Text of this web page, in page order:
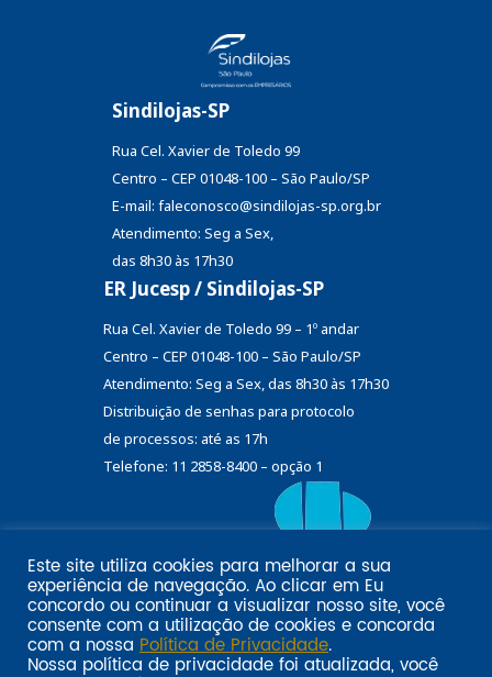
Sindilojas-SP
Rua Cel. Xavier de Toledo 99
Centro – CEP 01048-100 – São Paulo/SP
E-mail: faleconosco@sindilojas-sp.org.br
Atendimento: Seg a Sex,
das 8h30 às 17h30
ER Jucesp / Sindilojas-SP
Rua Cel. Xavier de Toledo 99 – 1º andar
Centro – CEP 01048-100 – São Paulo/SP
Atendimento: Seg a Sex, das 8h30 às 17h30
Distribuição de senhas para protocolo
de processos: até as 17h
Telefone: 11 2858-8400 – opção 1
Email marketing por:
Pol�tica de privacidade SINDILOJAS-SPAcesse aqui
Este site utiliza cookies para melhorar a sua
experiência de navegação. Ao clicar em Eu
concordo ou continuar a visualizar nosso site, você
consente com a utilização de cookies e concorda
com a nossa Política de Privacidade.
Nossa política de privacidade foi atualizada, você